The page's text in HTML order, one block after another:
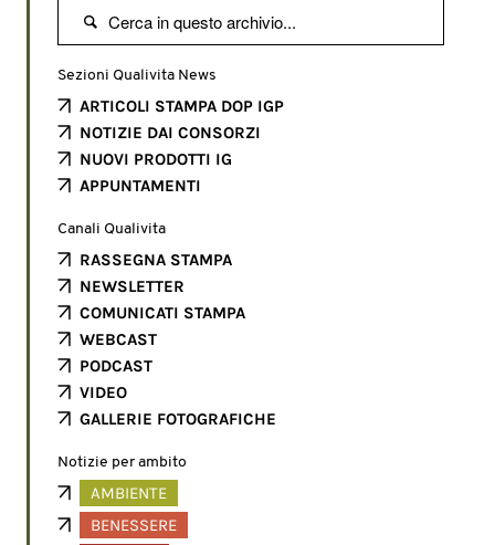

Sezioni Qualivita News
ARTICOLI STAMPA DOP IGP
NOTIZIE DAI CONSORZI
NUOVI PRODOTTI IG
APPUNTAMENTI
Canali Qualivita
RASSEGNA STAMPA
NEWSLETTER
COMUNICATI STAMPA
WEBCAST
PODCAST
VIDEO
GALLERIE FOTOGRAFICHE
Notizie per ambito
AMBIENTE
BENESSERE